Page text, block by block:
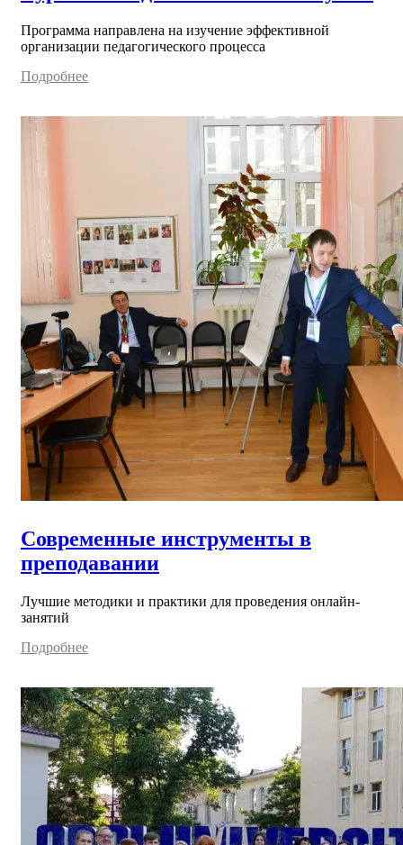
Программа направлена на изучение эффективной
организации педагогического процесса
Подробнее
Современные инструменты в
преподавании
Лучшие методики и практики для проведения онлайн-
занятий
Подробнее